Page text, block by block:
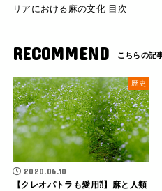
リアにおける麻の文化 目次
RECOMMEND
歴史
2020.06.10
【クレオパトラも愛用⁈】麻と人類